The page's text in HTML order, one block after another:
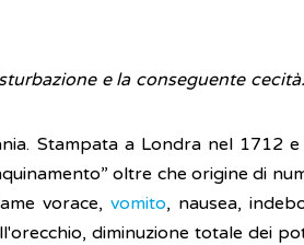
e la conseguente
Stampata a Londra nel 1712
oltre che origine di
vorace, vomito, nausea,
diminuzione totale dei